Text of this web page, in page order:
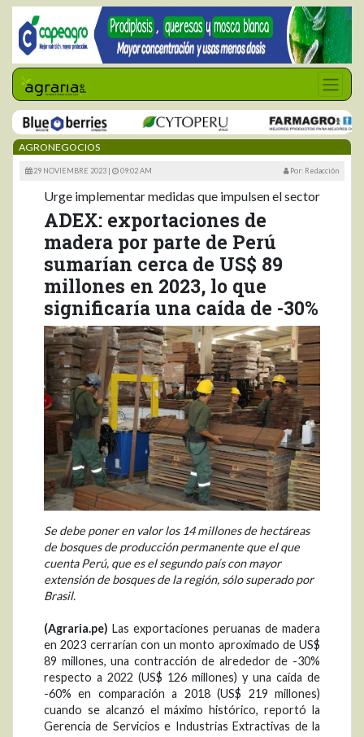
AGRONEGOCIOS
29 NOVIEMBRE 2023 | 09:02 AM Por: Redacción
Urge implementar medidas que impulsen el sector
ADEX: exportaciones de
madera por parte de Perú
sumarían cerca de US$ 89
millones en 2023, lo que
significaría una caída de -30%
Se debe poner en valor los 14 millones de hectáreas
de bosques de producción permanente que el que
cuenta Perú, que es el segundo país con mayor
extensión de bosques de la región, sólo superado por
Brasil.
(Agraria.pe) Las exportaciones peruanas de madera
en 2023 cerrarían con un monto aproximado de US$
89 millones, una contracción de alrededor de -30%
respecto a 2022 (US$ 126 millones) y una caída de
-60% en comparación a 2018 (US$ 219 millones)
cuando se alcanzó el máximo histórico, reportó la
Gerencia de Servicios e Industrias Extractivas de la